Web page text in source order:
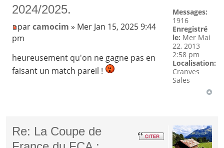
2024/2025.
parcamocim » Mer Jan 15, 2025 9:44
pm
heureusement qu'on ne gagne pas en
faisant un match pareil !
Messages:
1916
Enregistré
le: Mer Mai
22, 2013
2:58 pm
Localisation:
Cranves
Sales
Re: La Coupe de